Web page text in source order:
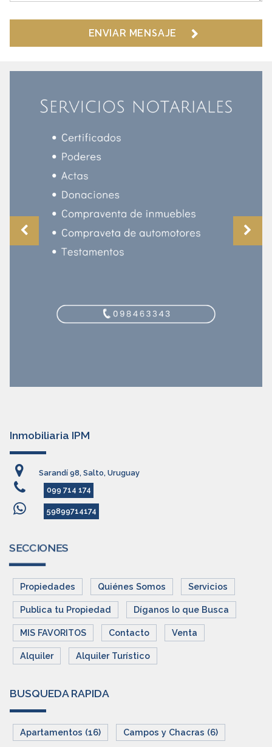
ENVIAR MENSAJE
Inmobiliaria IPM
Sarandí 98, Salto, Uruguay
099 714 174
59899714174
SECCIONES
Propiedades Quiénes Somos Servicios
Publica tu Propiedad Díganos lo que Busca
MIS FAVORITOS Contacto Venta
Alquiler Alquiler Turístico
BUSQUEDA RAPIDA
Apartamentos (16) Campos y Chacras (6)